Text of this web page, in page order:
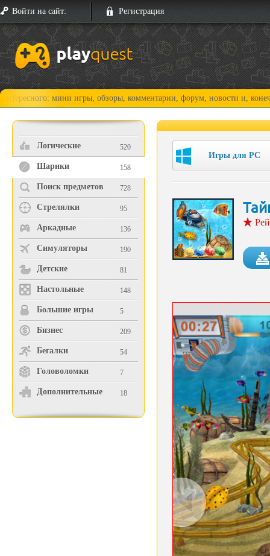
Войти на сайт: Регистрация
мини игры, обзоры, комментарии, форум, новости и, конечно,
Логические 520
Шарики 158
Поиск предметов 728
Стрелялки 95
Аркадные 136
Симуляторы 190
Детские 81
Настольные 148
Большие игры 5
Бизнес 209
Бегалки 54
Головоломки 7
Дополнительные 18
Игры для PC